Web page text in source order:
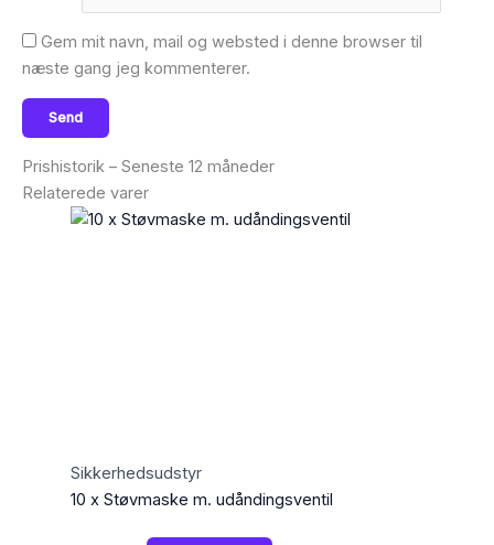
Gem mit navn, mail og websted i denne browser til
næste gang jeg kommenterer.
Prishistorik – Seneste 12 måneder
Relaterede varer
Sikkerhedsudstyr
10 x Støvmaske m. udåndingsventil